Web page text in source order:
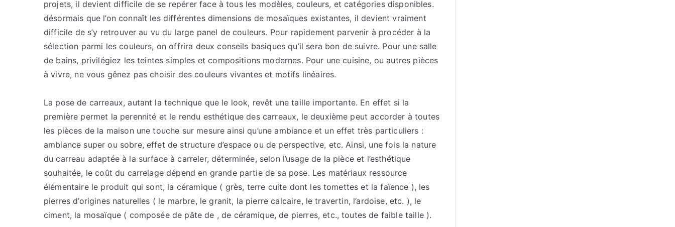
projets, il devient difficile de se repérer face à tous les modèles, couleurs, et catégories disponibles.
désormais que l’on connaît les différentes dimensions de mosaïques existantes, il devient vraiment
difficile de s’y retrouver au vu du large panel de couleurs. Pour rapidement parvenir à procéder à la
sélection parmi les couleurs, on offrira deux conseils basiques qu’il sera bon de suivre. Pour une salle
de bains, privilégiez les teintes simples et compositions modernes. Pour une cuisine, ou autres pièces
à vivre, ne vous gênez pas choisir des couleurs vivantes et motifs linéaires.
La pose de carreaux, autant la technique que le look, revêt une taille importante. En effet si la
première permet la perennité et le rendu esthétique des carreaux, le deuxième peut accorder à toutes
les pièces de la maison une touche sur mesure ainsi qu’une ambiance et un effet très particuliers :
ambiance super ou sobre, effet de structure d’espace ou de perspective, etc. Ainsi, une fois la nature
du carreau adaptée à la surface à carreler, déterminée, selon l’usage de la pièce et l’esthétique
souhaitée, le coût du carrelage dépend en grande partie de sa pose. Les matériaux ressource
élémentaire le produit qui sont, la céramique ( grès, terre cuite dont les tomettes et la faïence ), les
pierres d’origines naturelles ( le marbre, le granit, la pierre calcaire, le travertin, l’ardoise, etc. ), le
ciment, la mosaïque ( composée de pâte de , de céramique, de pierres, etc., toutes de faible taille ).